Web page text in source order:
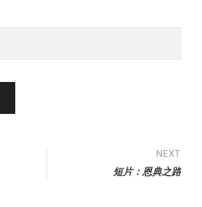
NEXT
短片：恩典之路